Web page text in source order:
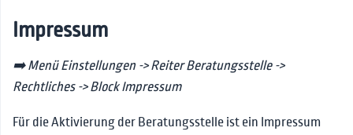
Impressum
➡️ Menü Einstellungen -> Reiter Beratungsstelle ->
Rechtliches -> Block Impressum
Für die Aktivierung der Beratungsstelle ist ein Impressum